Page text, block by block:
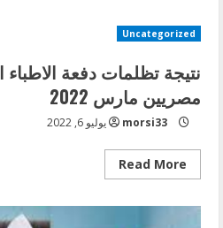
Uncategorized
نتيجة تظلمات دفعة الاطباء
مصريين مارس 2022
morsi33 يوليو 6, 2022
Read More
Read
more